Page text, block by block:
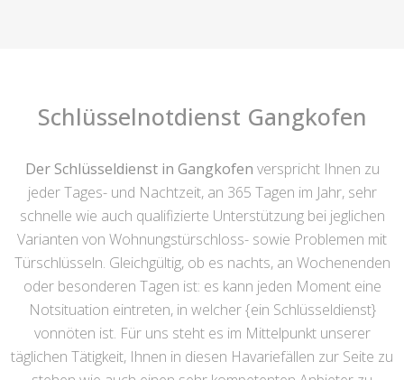
Schlüsselnotdienst Gangkofen
Der Schlüsseldienst in Gangkofen verspricht Ihnen zu
jeder Tages- und Nachtzeit, an 365 Tagen im Jahr, sehr
schnelle wie auch qualifizierte Unterstützung bei jeglichen
Varianten von Wohnungstürschloss- sowie Problemen mit
Türschlüsseln. Gleichgültig, ob es nachts, an Wochenenden
oder besonderen Tagen ist: es kann jeden Moment eine
Notsituation eintreten, in welcher {ein Schlüsseldienst}
vonnöten ist. Für uns steht es im Mittelpunkt unserer
täglichen Tätigkeit, Ihnen in diesen Havariefällen zur Seite zu